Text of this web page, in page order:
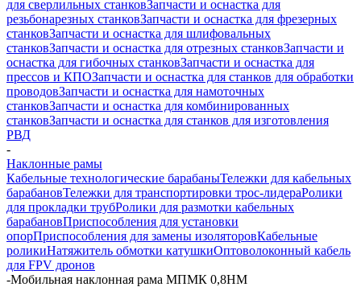
для сверлильных станковЗапчасти и оснастка для
резьбонарезных станковЗапчасти и оснастка для фрезерных
станковЗапчасти и оснастка для шлифовальных
станковЗапчасти и оснастка для отрезных станковЗапчасти и
оснастка для гибочных станковЗапчасти и оснастка для
прессов и КПОЗапчасти и оснастка для станков для обработки
проводовЗапчасти и оснастка для намоточных
станковЗапчасти и оснастка для комбинированных
станковЗапчасти и оснастка для станков для изготовления
РВД
-
Наклонные рамы
Кабельные технологические барабаныТележки для кабельных
барабановТележки для транспортировки трос-лидераРолики
для прокладки трубРолики для размотки кабельных
барабановПриспособления для установки
опорПриспособления для замены изоляторовКабельные
роликиНатяжитель обмотки катушкиОптоволоконный кабель
для FPV дронов
-Мобильная наклонная рама МПМК 0,8НМ